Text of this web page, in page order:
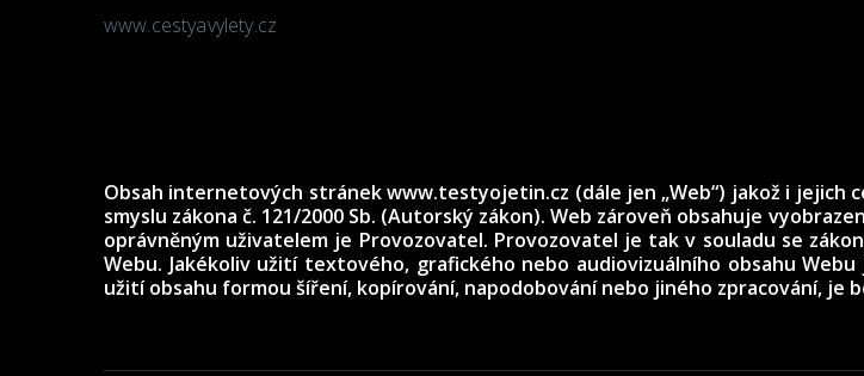
www.cestyavylety.cz
Obsah internetových stránek www.testyojetin.cz (dále jen „Web“) jakož i jejich
smyslu zákona č. 121/2000 Sb. (Autorský zákon). Web zároveň obsahuje
oprávněným uživatelem je Provozovatel. Provozovatel je tak v souladu se
Webu. Jakékoliv užití textového, grafického nebo audiovizuálního obsahu
užití obsahu formou šíření, kopírování, napodobování nebo jiného zpracování, je